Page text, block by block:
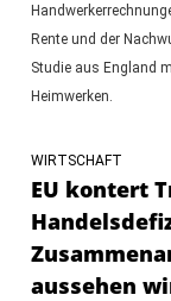
Rente und der
Studie aus England
Heimwerken.
WIRTSCHAFT
EU kontert
aussehen